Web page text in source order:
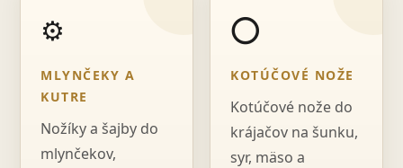
⚙️
MLYNČEKY A
KUTRE
Nožíky a šajby do
mlynčekov,
⭕
KOTÚČOVÉ NOŽE
Kotúčové nože do
krájačov na šunku,
syr, mäso a